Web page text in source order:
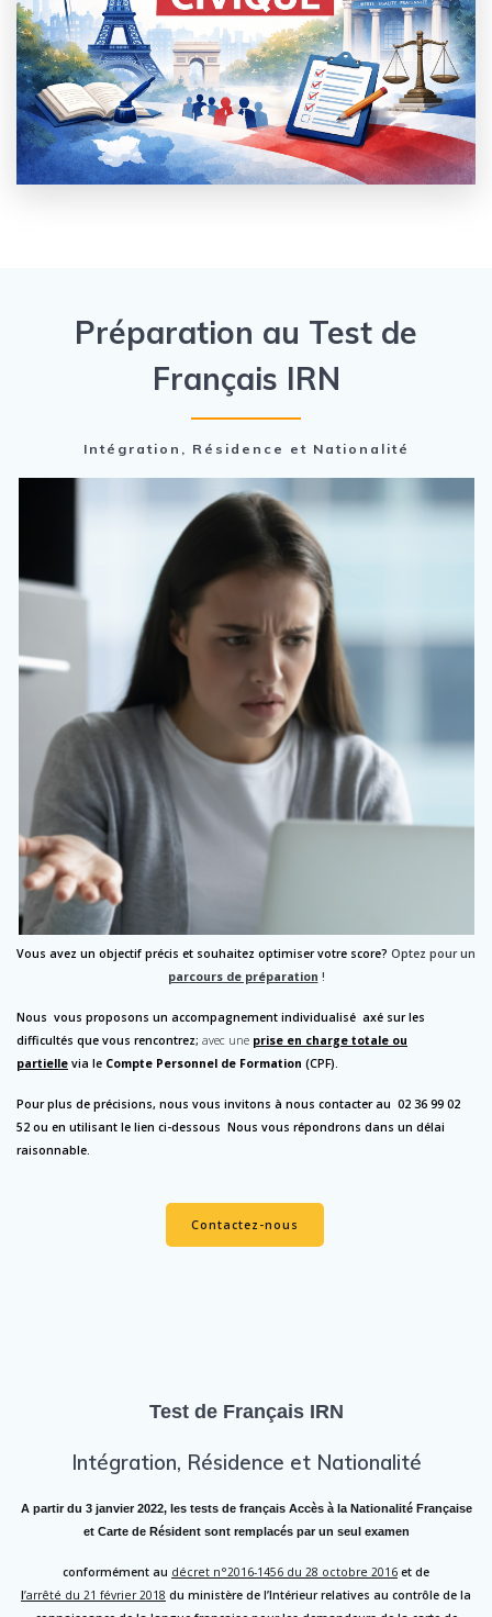
Préparation au Test de
Français IRN
Intégration, Résidence et Nationalité
Vous avez un objectif précis et souhaitez optimiser votre score? Optez pour un
parcours de préparation !
Nous vous proposons un accompagnement individualisé axé sur les
difficultés que vous rencontrez; avec une prise en charge totale ou
partielle via le Compte Personnel de Formation (CPF).
Pour plus de précisions, nous vous invitons à nous contacter au 02 36 99 02
52 ou en utilisant le lien ci-dessous Nous vous répondrons dans un délai
raisonnable.
Contactez-nous
Test de Français IRN
Intégration, Résidence et Nationalité
A partir du 3 janvier 2022, les tests de français Accès à la Nationalité Française
et Carte de Résident sont remplacés par un seul examen
conformément au décret n°2016-1456 du 28 octobre 2016 et de
l’arrêté du 21 février 2018 du ministère de l’Intérieur relatives au contrôle de la